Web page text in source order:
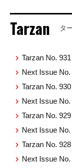
Tarzan タ
Tarzan No.
Next Issue
Tarzan No.
Next Issue
Tarzan No.
Next Issue
Tarzan No.
Next Issue